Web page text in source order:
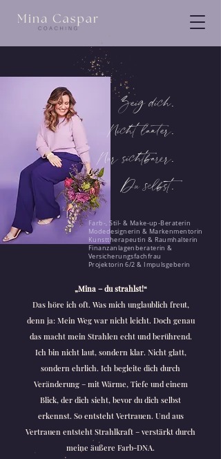
Farb-, Stil- & Make-up-Beraterin
Modedesignerin & Markenmentorin
Kunsttherapeutin & Raumhalterin
Finanzanlagenberaterin &
Versicherungsfachfrau
Projektorin 6/2 & Impulsgeberin
Zeig dich.
Nicht lauter.
Nur sichtbarer.
Du selbst.
„Mina – du strahlst!“
Das höre ich oft. Was mich unglaublich freut,
denn ja: Mein Weg war nicht leicht. Doch genau
das macht mein Strahlen echt und berührend.
Ich bin nicht laut, sondern klar. Nicht glatt,
sondern ehrlich. Ich begleite dich durch
Veränderung – mit Wärme, Tiefe und einem
Blick, der dich sieht, bevor du dich selbst
erkennst. So entsteht Vertrauen. Und aus
Vertrauen entsteht Strahlkraft – verstärkt durch
meine äußere Farb-DNA.